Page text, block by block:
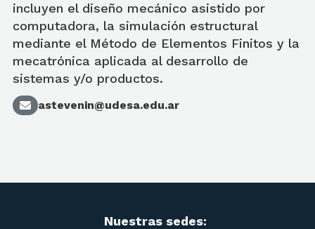
incluyen el diseño mecánico asistido por
computadora, la simulación estructural
mediante el Método de Elementos Finitos y la
mecatrónica aplicada al desarrollo de
sistemas y/o productos.
astevenin@udesa.edu.ar
Nuestras sedes: